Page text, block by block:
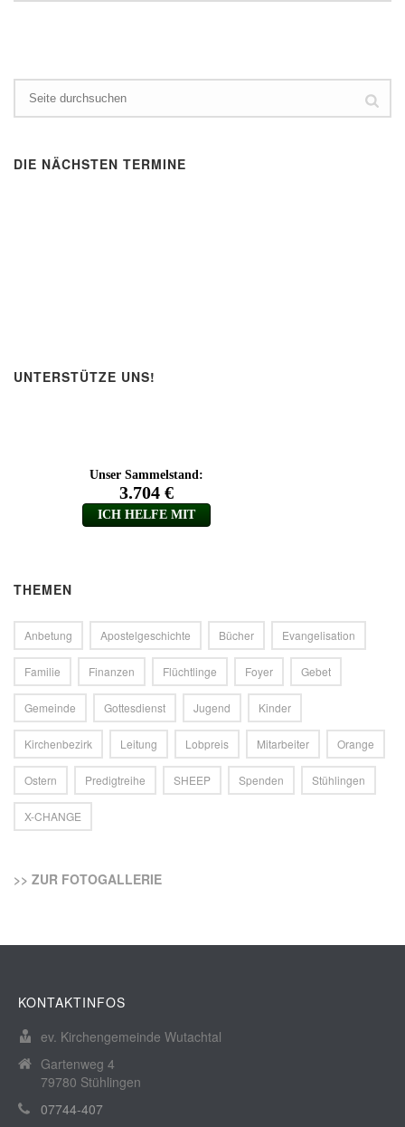
DIE NÄCHSTEN TERMINE
UNTERSTÜTZE UNS!
THEMEN
Anbetung Apostelgeschichte Bücher Evangelisation
Familie Finanzen Flüchtlinge Foyer Gebet
Gemeinde Gottesdienst Jugend Kinder
Kirchenbezirk Leitung Lobpreis Mitarbeiter Orange
Ostern Predigtreihe SHEEP Spenden Stühlingen
X-CHANGE
>> ZUR FOTOGALLERIE
KONTAKTINFOS
ev. Kirchengemeinde Wutachtal
Gartenweg 4
79780 Stühlingen
07744-407